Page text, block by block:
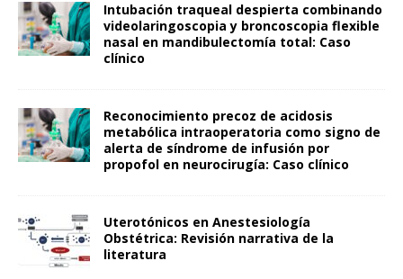
Intubación traqueal despierta combinando
videolaringoscopia y broncoscopia flexible
nasal en mandibulectomía total: Caso
clínico
Reconocimiento precoz de acidosis
metabólica intraoperatoria como signo de
alerta de síndrome de infusión por
propofol en neurocirugía: Caso clínico
Uterotónicos en Anestesiología
Obstétrica: Revisión narrativa de la
literatura